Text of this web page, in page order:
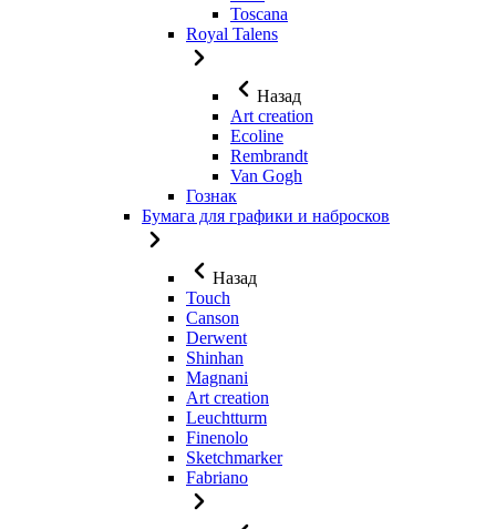
Toscana
Royal Talens
Назад
Art creation
Ecoline
Rembrandt
Van Gogh
Гознак
Бумага для графики и набросков
Назад
Touch
Canson
Derwent
Shinhan
Magnani
Art creation
Leuchtturm
Finenolo
Sketchmarker
Fabriano